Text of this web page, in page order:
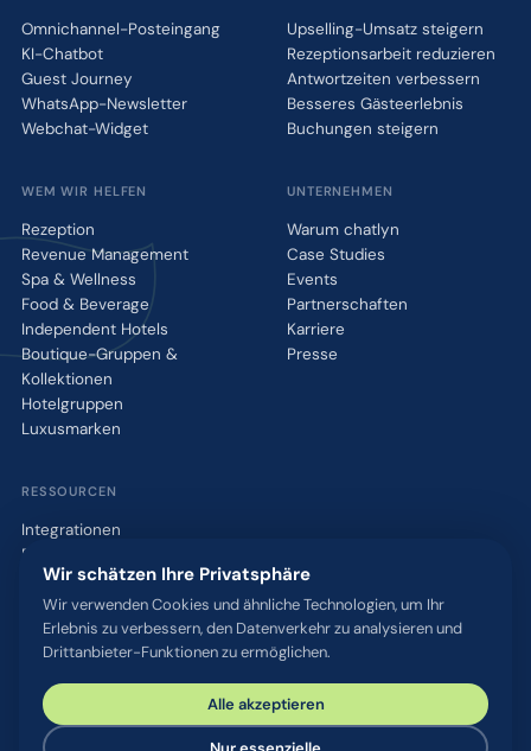
Omnichannel-Posteingang
KI-Chatbot
Guest Journey
WhatsApp-Newsletter
Webchat-Widget
Upselling-Umsatz steigern
Rezeptionsarbeit reduzieren
Antwortzeiten verbessern
Besseres Gästeerlebnis
Buchungen steigern
WEM WIR HELFEN
Rezeption
Revenue Management
Spa & Wellness
Food & Beverage
Independent Hotels
Boutique-Gruppen &
Kollektionen
Hotelgruppen
Luxusmarken
UNTERNEHMEN
Warum chatlyn
Case Studies
Events
Partnerschaften
Karriere
Presse
RESSOURCEN
Integrationen
Blog
Glossar
WhatsApp QR-Tool
Kontakt
© 2026 chatlyn GmbH. Alle Rechte vorbehalten.
Impressum
Sicherheit & Compliance
Wir schätzen Ihre Privatsphäre
Wir verwenden Cookies und ähnliche Technologien, um Ihr
Erlebnis zu verbessern, den Datenverkehr zu analysieren und
Drittanbieter-Funktionen zu ermöglichen.
Alle akzeptieren